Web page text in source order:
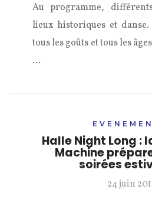
Au programme,
lieux historiques et
tous les goûts et tous les
…
Halle Night Long :
Machine
soirées
24 juin